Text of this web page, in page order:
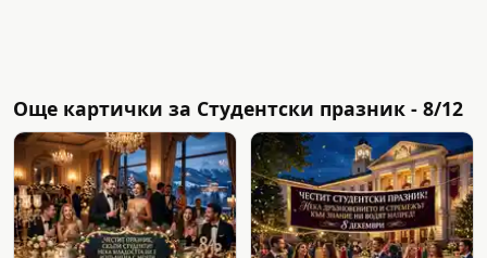
Още картички за Студентски празник - 8/12